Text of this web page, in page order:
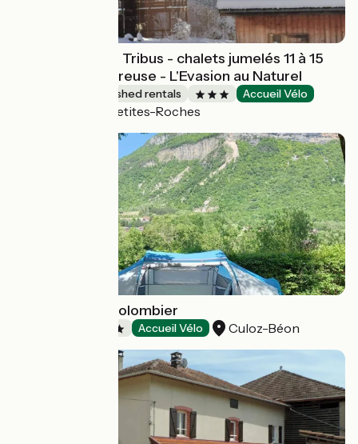
Les Chalets des Tribus - chalets jumelés 11 à 15
places en Chartreuse - L'Evasion au Naturel
Lodgings and furnished rentals Accueil Vélo
Plateau-des-Petites-Roches
Campsite : Le Colombier
Accueil Vélo Culoz-Béon